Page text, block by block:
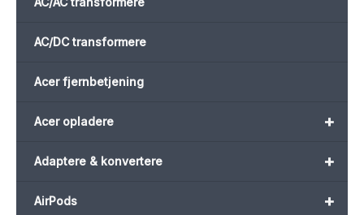
AC/DC transformere
Acer fjernbetjening
+
Acer opladere
+
Adaptere & konvertere
+
AirPods